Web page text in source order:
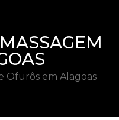
Ofurôs em Alagoas